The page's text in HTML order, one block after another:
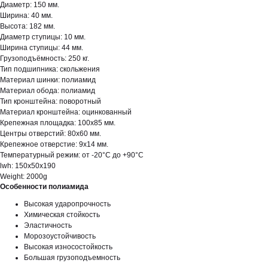
Диаметр: 150 мм.
Ширина: 40 мм.
Высота: 182 мм.
Диаметр ступицы: 10 мм.
Ширина ступицы: 44 мм.
Грузоподъёмность: 250 кг.
Тип подшипника: скольжения
Материал шинки: полиамид
Материал обода: полиамид
Тип кронштейна: поворотный
Материал кронштейна: оцинкованный
Крепежная площадка: 100х85 мм.
Центры отверстий: 80х60 мм.
Крепежное отверстие: 9х14 мм.
Температурный режим: от -20°С до +90°С
lwh: 150x50x190
Weight: 2000g
Особенности полиамида
Высокая ударопрочность
Химическая стойкость
Эластичность
Морозоустойчивость
Высокая износостойкость
Большая грузоподъемность